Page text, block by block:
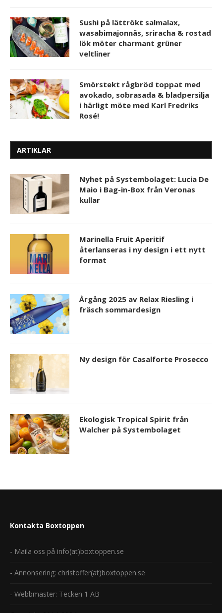
Sushi på lättrökt salmalax,
wasabimajonnäs, sriracha & rostad
lök möter charmant grüner
veltliner
Smörstekt rågbröd toppat med
avokado, sobrasada & bladpersilja
i härligt möte med Karl Fredriks
Rosé!
ARTIKLAR
Nyhet på Systembolaget: Lucia De
Maio i Bag-in-Box från Veronas
kullar
Marinella Fruit Aperitif
återlanseras i ny design i ett nytt
format
Årgång 2025 av Relax Riesling i
fräsch sommardesign
Ny design för Casalforte Prosecco
Ekologisk Tropical Spirit från
Walcher på Systembolaget
Kontakta Boxtoppen
- Maila oss på info(at)boxtoppen.se
- Annonsering: christoffer(at)boxtoppen.se
- Webbmaster: Tecken 1 AB